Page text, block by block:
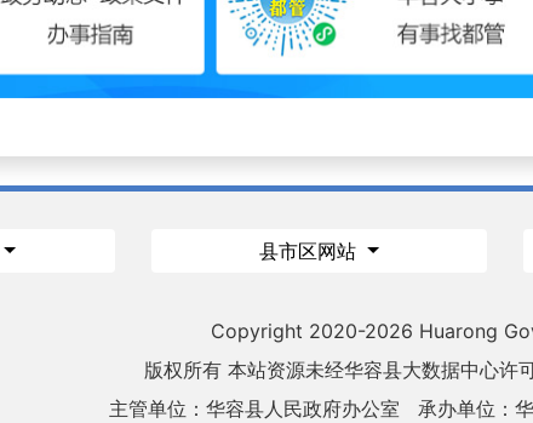
县市区网站
Copyright 2020-2026 Huarong
版权所有 本站资源未经华容县大数据中心许
主管单位：华容县人民政府办公室
承办单位：